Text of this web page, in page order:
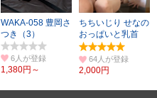
WAKA-058 豊岡さ
つき（3）
6人
1,380円～
ちちいじり せなの
おっぱいと乳首
25歳ジムトレーナ
ー 64人
2,000円